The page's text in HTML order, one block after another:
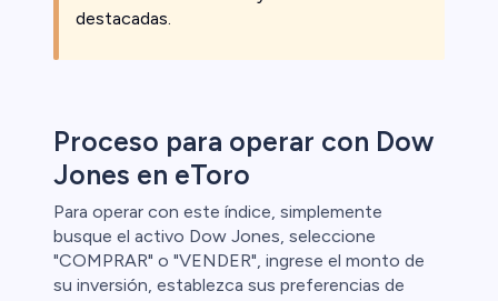
destacadas.
Proceso para operar con Dow
Jones en eToro
Para operar con este índice, simplemente
busque el activo Dow Jones, seleccione
"COMPRAR" o "VENDER", ingrese el monto de
su inversión, establezca sus preferencias de